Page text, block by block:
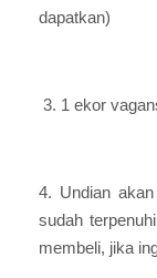
dapatkan)
3. 1 ekor
4. Undian
sudah
membeli, jika